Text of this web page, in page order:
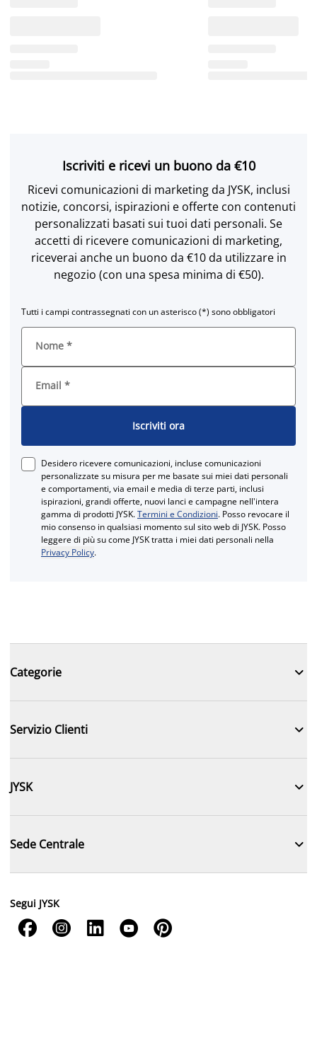
Iscriviti e ricevi un buono da €10
Ricevi comunicazioni di marketing da JYSK, inclusi
notizie, concorsi, ispirazioni e offerte con contenuti
personalizzati basati sui tuoi dati personali. Se
accetti di ricevere comunicazioni di marketing,
riceverai anche un buono da €10 da utilizzare in
negozio (con una spesa minima di €50).
Tutti i campi contrassegnati con un asterisco (*) sono obbligatori
Nome *
Email *
Iscriviti ora
Desidero ricevere comunicazioni, incluse comunicazioni
personalizzate su misura per me basate sui miei dati personali
e comportamenti, via email e media di terze parti, inclusi
ispirazioni, grandi offerte, nuovi lanci e campagne nell'intera
gamma di prodotti JYSK.Termini e Condizioni. Posso revocare il
mio consenso in qualsiasi momento sul sito web di JYSK. Posso
leggere di più su come JYSK tratta i miei dati personali nella
Privacy Policy.
Categorie 
Servizio Clienti 
JYSK 
Sede Centrale 
Segui JYSK
    